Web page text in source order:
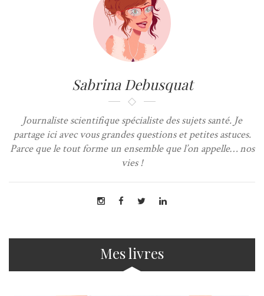
Sabrina Debusquat
Journaliste scientifique spécialiste des sujets santé. Je
partage ici avec vous grandes questions et petites astuces.
Parce que le tout forme un ensemble que l’on appelle… nos
vies !
Mes livres